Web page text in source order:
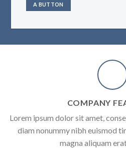
A BUTTON
COMPANY
Lorem ipsum dolor sit amet,
diam nonummy nibh euismod
magna aliquam